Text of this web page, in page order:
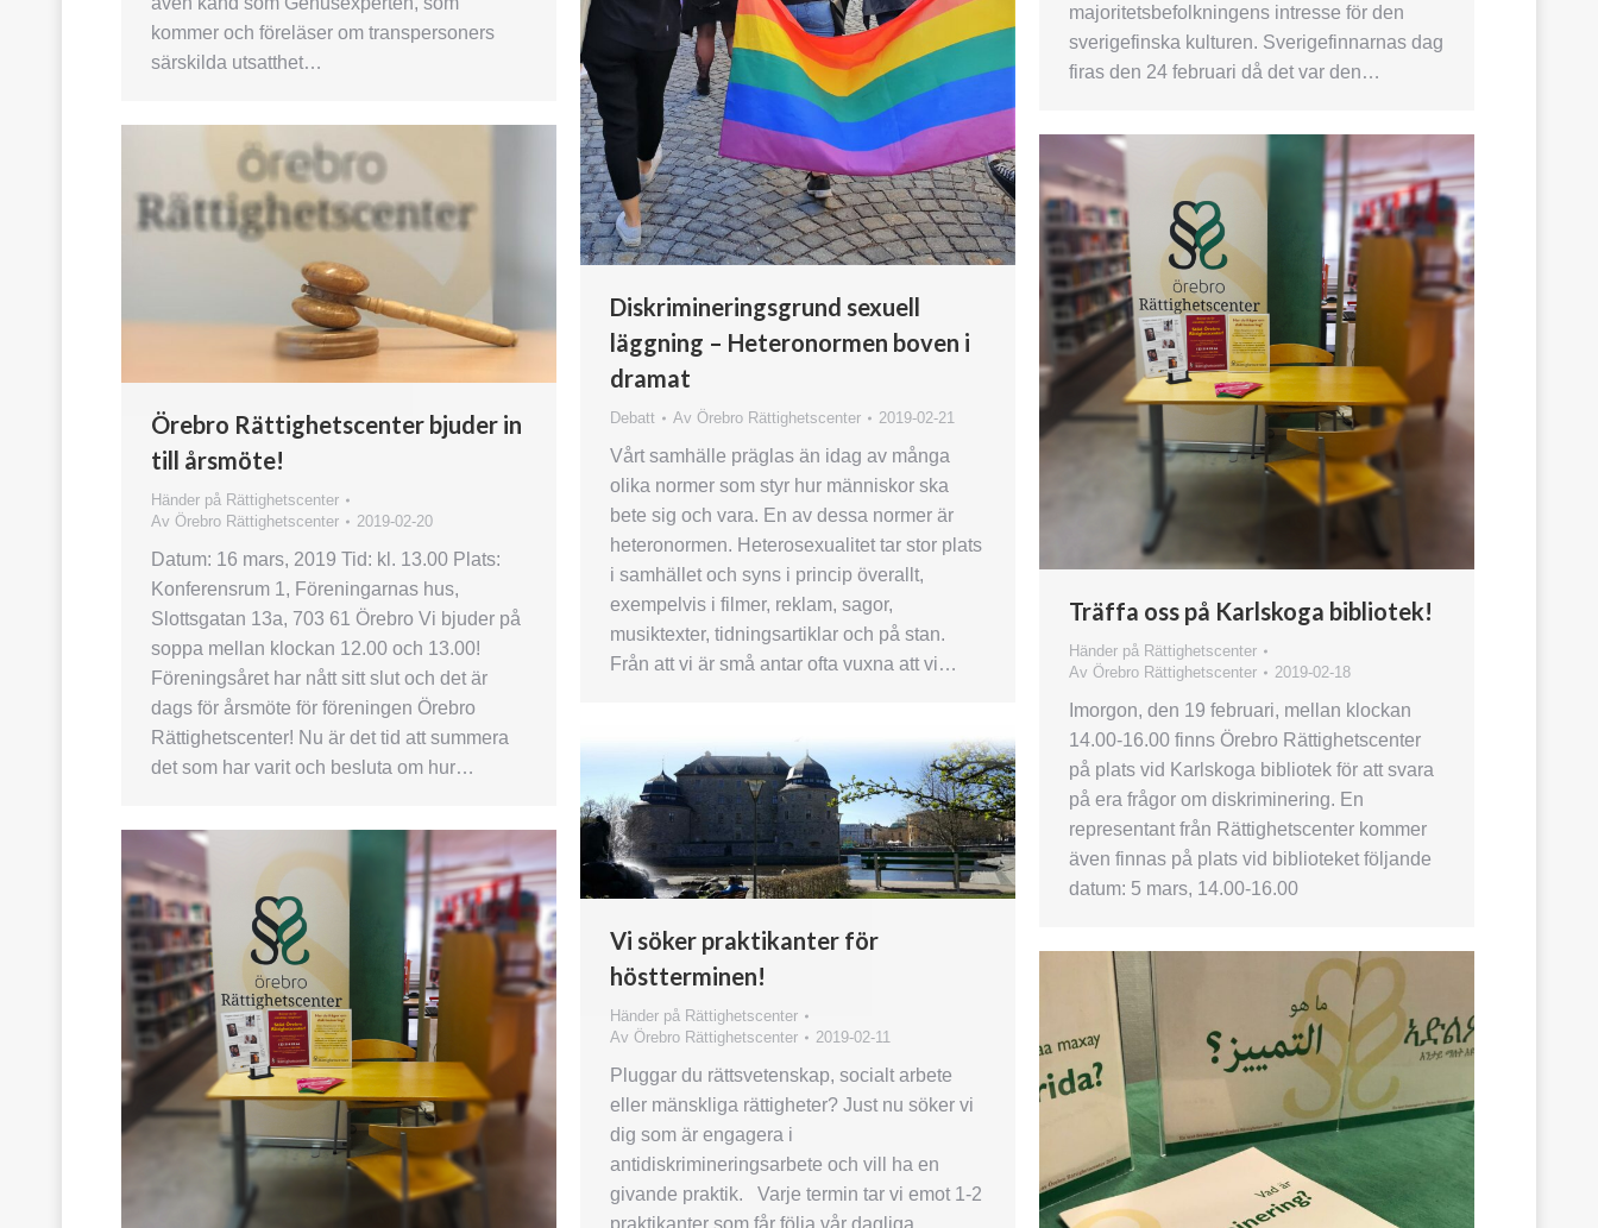
kommer och föreläser om transpersoners
särskilda utsatthet…
majoritetsbefolkningens intresse för den
sverigefinska kulturen. Sverigefinnarnas dag
firas den 24 februari då det var den…
Diskrimineringsgrund sexuell
läggning – Heteronormen boven i
dramat
Debatt Av Örebro Rättighetscenter 2019-02-21
Vårt samhälle präglas än idag av många
olika normer som styr hur människor ska
bete sig och vara. En av dessa normer är
heteronormen. Heterosexualitet tar stor plats
i samhället och syns i princip överallt,
exempelvis i filmer, reklam, sagor,
musiktexter, tidningsartiklar och på stan.
Från att vi är små antar ofta vuxna att vi…
Örebro Rättighetscenter bjuder in
till årsmöte!
Händer på Rättighetscenter
Av Örebro Rättighetscenter 2019-02-20
Datum: 16 mars, 2019 Tid: kl. 13.00 Plats:
Konferensrum 1, Föreningarnas hus,
Slottsgatan 13a, 703 61 Örebro Vi bjuder på
soppa mellan klockan 12.00 och 13.00!
Föreningsåret har nått sitt slut och det är
dags för årsmöte för föreningen Örebro
Rättighetscenter! Nu är det tid att summera
det som har varit och besluta om hur…
Träffa oss på Karlskoga bibliotek!
Händer på Rättighetscenter
Av Örebro Rättighetscenter 2019-02-18
Imorgon, den 19 februari, mellan klockan
14.00-16.00 finns Örebro Rättighetscenter
på plats vid Karlskoga bibliotek för att svara
på era frågor om diskriminering. En
representant från Rättighetscenter kommer
även finnas på plats vid biblioteket följande
datum: 5 mars, 14.00-16.00
Vi söker praktikanter för
höstterminen!
Händer på Rättighetscenter
Av Örebro Rättighetscenter 2019-02-11
Pluggar du rättsvetenskap, socialt arbete
eller mänskliga rättigheter? Just nu söker vi
dig som är engagera i
antidiskrimineringsarbete och vill ha en
givande praktik. Varje termin tar vi emot 1-2